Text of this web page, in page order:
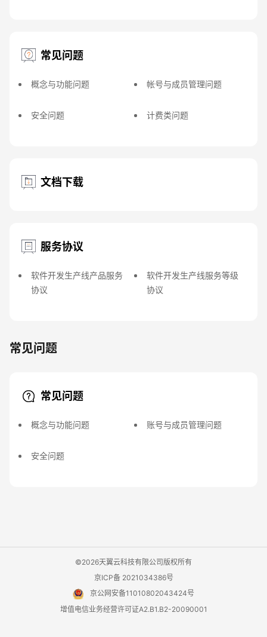
常见问题
概念与功能问题 帐号与成员管理问题
安全问题 计费类问题
文档下载
服务协议
软件开发生产线产品服务
协议
软件开发生产线服务等级
协议
常见问题
常见问题
概念与功能问题 账号与成员管理问题
安全问题
©2026天翼云科技有限公司版权所有
京ICP备 2021034386号
京公网安备11010802043424号
增值电信业务经营许可证A2.B1.B2-20090001